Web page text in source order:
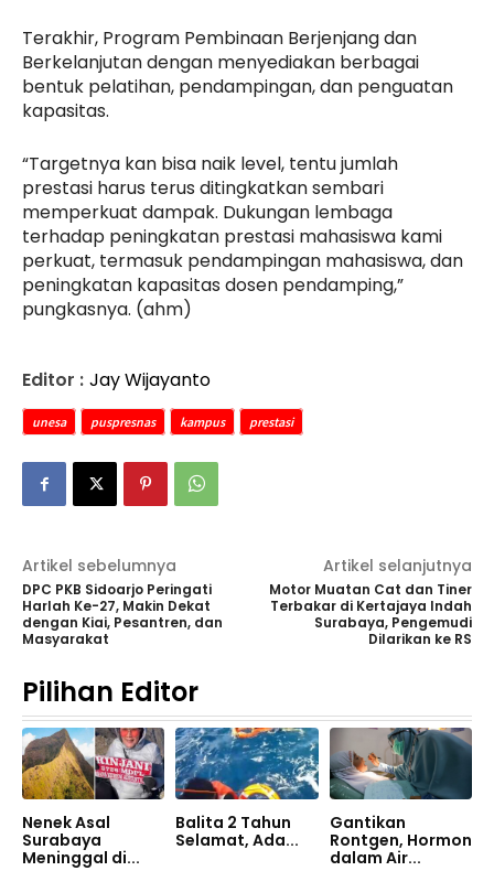
Terakhir, Program Pembinaan Berjenjang dan
Berkelanjutan dengan menyediakan berbagai
bentuk pelatihan, pendampingan, dan penguatan
kapasitas.
“Targetnya kan bisa naik level, tentu jumlah
prestasi harus terus ditingkatkan sembari
memperkuat dampak. Dukungan lembaga
terhadap peningkatan prestasi mahasiswa kami
perkuat, termasuk pendampingan mahasiswa, dan
peningkatan kapasitas dosen pendamping,”
pungkasnya. (ahm)
Editor : Jay Wijayanto
unesa puspresnas kampus prestasi
Artikel sebelumnya
DPC PKB Sidoarjo Peringati
Harlah Ke-27, Makin Dekat
dengan Kiai, Pesantren, dan
Masyarakat
Artikel selanjutnya
Motor Muatan Cat dan Tiner
Terbakar di Kertajaya Indah
Surabaya, Pengemudi
Dilarikan ke RS
Pilihan Editor
Nenek Asal
Surabaya
Meninggal di...
Balita 2 Tahun
Selamat, Ada...
Gantikan
Rontgen, Hormon
dalam Air...